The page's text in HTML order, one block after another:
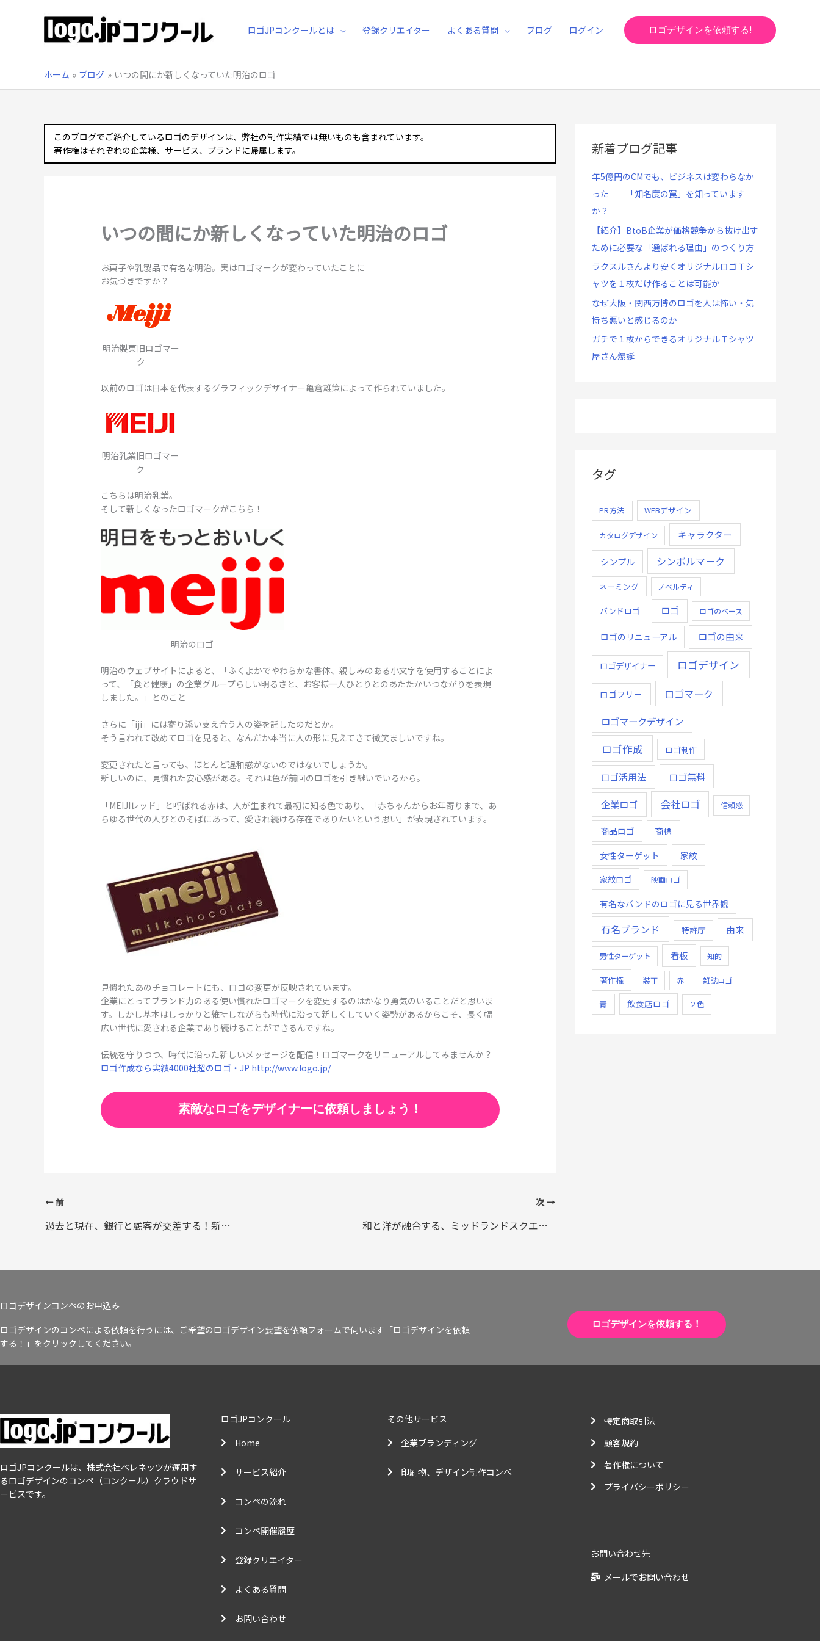
キ
プ
ロゴJPコンクールとは 登録クリエイター よくある質問 ブログ ログイン ロゴデザインを依頼する!
ホーム ブログ いつの間にか新しくなっていた明治のロゴ
このブログでご紹介しているロゴのデザインは、弊社の制作実績では無いものも含まれています。
著作権はそれぞれの企業様、サービス、ブランドに帰属します。
いつの間にか新しくなっていた明治のロゴ
お菓子や乳製品で有名な明治。実はロゴマークが変わっていたことに
お気づきですか？
明治製菓旧ロゴマー
ク
以前のロゴは日本を代表するグラフィックデザイナー亀倉雄策によって作られていました。
明治乳業旧ロゴマー
ク
こちらは明治乳業。
そして新しくなったロゴマークがこちら！
明治のロゴ
明治のウェブサイトによると、「ふくよかでやわらかな書体、親しみのある小文字を使用することによ
って、「食と健康」の企業グループらしい明るさと、お客様一人ひとりとのあたたかいつながりを表現
しました。」とのこと
さらに「iji」には寄り添い支え合う人の姿を託したのだとか。
そう言われて改めてロゴを見ると、なんだか本当に人の形に見えてきて微笑ましいですね。
変更されたと言っても、ほとんど違和感がないのではないでしょうか。
新しいのに、見慣れた安心感がある。それは色が前回のロゴを引き継いでいるから。
「MEIJIレッド」と呼ばれる赤は、人が生まれて最初に知る色であり、「赤ちゃんからお年寄りまで、あ
らゆる世代の人びとのそばにあって、愛され続ける存在でありたいという思い」が表現されています。
見慣れたあのチョコレートにも、ロゴの変更が反映されています。
企業にとってブランド力のある使い慣れたロゴマークを変更するのはかなり勇気のいることだと思いま
す。しかし基本はしっかりと維持しながらも時代に沿って新しくしていく姿勢があるからこそ、長く幅
広い世代に愛される企業であり続けることができるんですね。
伝統を守りつつ、時代に沿った新しいメッセージを配信！ロゴマークをリニューアルしてみませんか？
ロゴ作成なら実績4000社超のロゴ・JP http://www.logo.jp/
素敵なロゴをデザイナーに依頼しましょう！
前
過去と現在、銀行と顧客が交差する！新銀行東京のロゴ
次
和と洋が融合する、ミッドランドスクエアのロゴ
新着ブログ記事
年5億円のCMでも、ビジネスは変わらなか
った——「知名度の罠」を知っています
か？
【紹介】BtoB企業が価格競争から抜け出す
ために必要な「選ばれる理由」のつくり方
ラクスルさんより安くオリジナルロゴＴシ
ャツを１枚だけ作ることは可能か
なぜ大阪・関西万博のロゴを人は怖い・気
持ち悪いと感じるのか
ガチで１枚からできるオリジナルＴシャツ
屋さん爆誕
タグ
PR方法 WEBデザイン
カタログデザイン キャラクター
シンプル シンボルマーク
ネーミング ノベルティ
バンドロゴ ロゴ ロゴのベース
ロゴのリニューアル ロゴの由来
ロゴデザイナー ロゴデザイン
ロゴフリー ロゴマーク
ロゴマークデザイン
ロゴ作成 ロゴ制作
ロゴ活用法 ロゴ無料
企業ロゴ 会社ロゴ 信頼感
商品ロゴ
商標
女性ターゲット
家紋
家紋ロゴ
映画ロゴ
有名なバンドのロゴに見る世界観
有名ブランド 特許庁 由来
男性ターゲット 看板 知的
著作権 装丁 赤 雑誌ロゴ
青 飲食店ロゴ ２色
ロゴデザインコンペのお申込み
ロゴデザインのコンペによる依頼を行うには、ご希望のロゴデザイン要望を依頼フォームで伺います「ロゴデザインを依頼
する！」をクリックしてください。
ロゴデザインを依頼する！
ロゴJPコンクールは、株式会社ベレネッツが運用す
るロゴデザインのコンペ（コンクール）クラウドサ
ービスです。
ロゴJPコンクール
Home
サービス紹介
コンペの流れ
コンペ開催履歴
登録クリエイター
よくある質問
お問い合わせ
その他サービス
企業ブランディング
印刷物、デザイン制作コンペ
特定商取引法
顧客規約
著作権について
プライバシーポリシー
お問い合わせ先
メールでお問い合わせ